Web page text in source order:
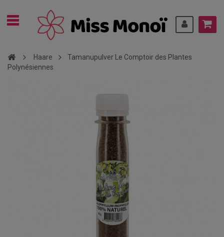
Haare
Tamanupulver Le Comptoir des Plantes
Polynésiennes